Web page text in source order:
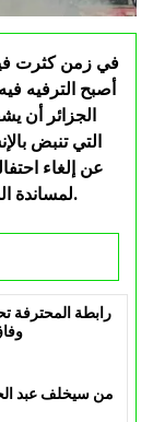
في زمن كثرت
أصبح الترفيه
الجزائر أن
التي تنبض
عن إلغاء
لمساندة الشعب الفلسطيني في غزة، الجريح المنكوب.
رابطة المحترفة
من سيخلف عبد